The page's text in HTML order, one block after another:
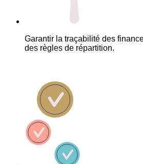
Garantir la traçabilité des
des règles de répartition.